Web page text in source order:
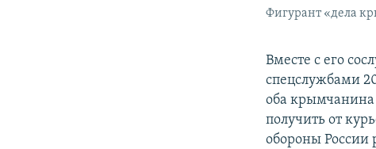
Фигурант «дела
​Вместе с его
спецслужбами
оба крымчанина
получить от
обороны России